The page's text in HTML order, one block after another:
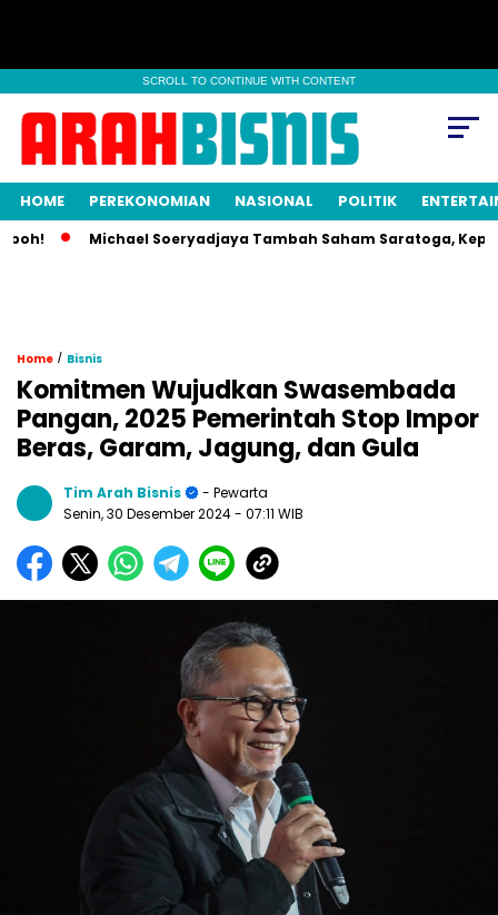
SCROLL TO CONTINUE WITH CONTENT
HOME PEREKONOMIAN NASIONAL POLITIK
Michael Soeryadjaya Tambah Saham Saratoga,
Home / Bisnis
Komitmen Wujudkan Swasembada
Pangan, 2025 Pemerintah Stop Impor
Beras, Garam, Jagung, dan Gula
Tim Arah Bisnis
- Pewarta
Senin, 30 Desember 2024- 07:11 WIB